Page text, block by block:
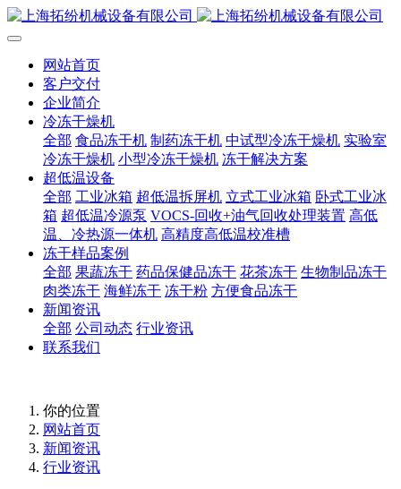
网站首页
客户交付
企业简介
冷冻干燥机
全部 食品冻干机 制药冻干机 中试型冷冻干燥机 实验室
冷冻干燥机 小型冷冻干燥机 冻干解决方案
超低温设备
全部 工业冰箱 超低温拆屏机 立式工业冰箱 卧式工业冰
箱 超低温冷源泵 VOCS-回收+油气回收处理装置 高低
温、冷热源一体机 高精度高低温校准槽
冻干样品案例
全部 果蔬冻干 药品保健品冻干 花茶冻干 生物制品冻干
肉类冻干 海鲜冻干 冻干粉 方便食品冻干
新闻资讯
全部 公司动态 行业资讯
联系我们
你的位置
网站首页
新闻资讯
行业资讯